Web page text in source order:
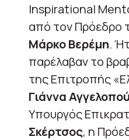
Ιnspirational
από τον Πρόεδρο
Mάρκο Βερέμη.
παρέλαβαν το
της Επιτροπής
Γιάννα
Υπουργός
Σκέρτσος, η